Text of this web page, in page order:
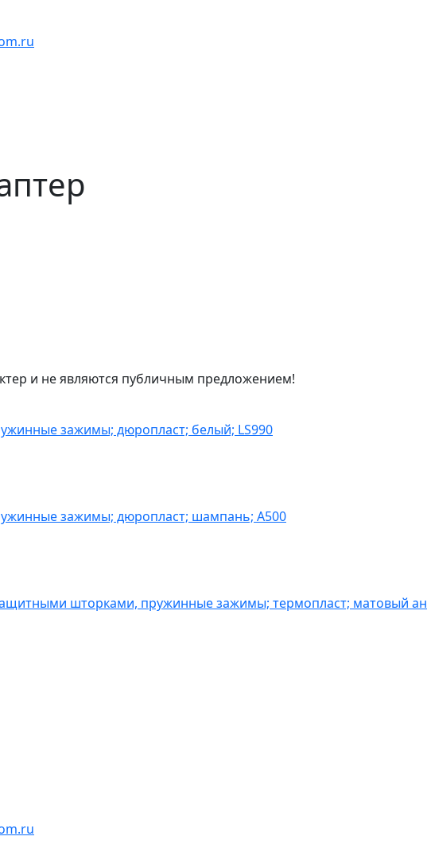
и не являются публичным предложением!
зажимы; дюропласт; белый; LS990
зажимы; дюропласт; шампань; A500
шторками, пружинные зажимы; термопласт; матовый ан